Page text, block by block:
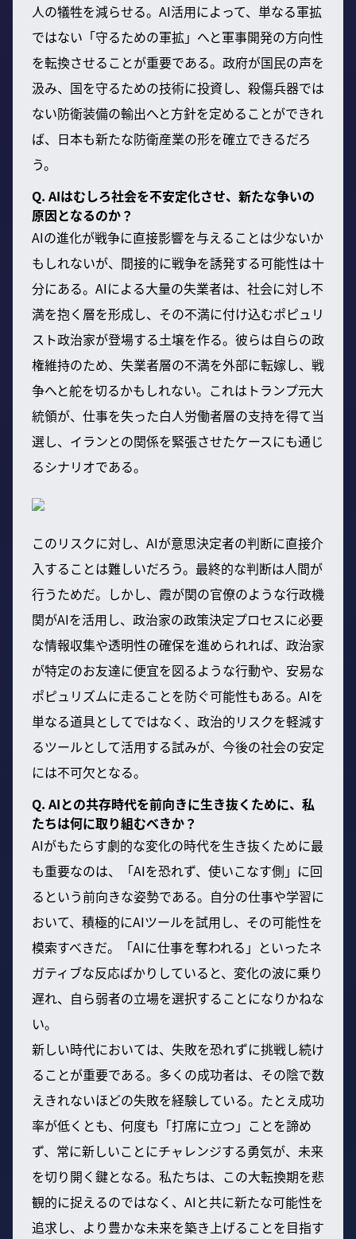
人の犠牲を減らせる。AI活用によって、単なる軍拡
ではない「守るための軍拡」へと軍事開発の方向性
を転換させることが重要である。政府が国民の声を
汲み、国を守るための技術に投資し、殺傷兵器では
ない防衛装備の輸出へと方針を定めることができれ
ば、日本も新たな防衛産業の形を確立できるだろ
う。
Q. AIはむしろ社会を不安定化させ、新たな争いの
原因となるのか？
AIの進化が戦争に直接影響を与えることは少ないか
もしれないが、間接的に戦争を誘発する可能性は十
分にある。AIによる大量の失業者は、社会に対し不
満を抱く層を形成し、その不満に付け込むポピュリ
スト政治家が登場する土壌を作る。彼らは自らの政
権維持のため、失業者層の不満を外部に転嫁し、戦
争へと舵を切るかもしれない。これはトランプ元大
統領が、仕事を失った白人労働者層の支持を得て当
選し、イランとの関係を緊張させたケースにも通じ
るシナリオである。
このリスクに対し、AIが意思決定者の判断に直接介
入することは難しいだろう。最終的な判断は人間が
行うためだ。しかし、霞が関の官僚のような行政機
関がAIを活用し、政治家の政策決定プロセスに必要
な情報収集や透明性の確保を進められれば、政治家
が特定のお友達に便宜を図るような行動や、安易な
ポピュリズムに走ることを防ぐ可能性もある。AIを
単なる道具としてではなく、政治的リスクを軽減す
るツールとして活用する試みが、今後の社会の安定
には不可欠となる。
Q. AIとの共存時代を前向きに生き抜くために、私
たちは何に取り組むべきか？
AIがもたらす劇的な変化の時代を生き抜くために最
も重要なのは、「AIを恐れず、使いこなす側」に回
るという前向きな姿勢である。自分の仕事や学習に
おいて、積極的にAIツールを試用し、その可能性を
模索すべきだ。「AIに仕事を奪われる」といったネ
ガティブな反応ばかりしていると、変化の波に乗り
遅れ、自ら弱者の立場を選択することになりかねな
い。
新しい時代においては、失敗を恐れずに挑戦し続け
ることが重要である。多くの成功者は、その陰で数
えきれないほどの失敗を経験している。たとえ成功
率が低くとも、何度も「打席に立つ」ことを諦め
ず、常に新しいことにチャレンジする勇気が、未来
を切り開く鍵となる。私たちは、この大転換期を悲
観的に捉えるのではなく、AIと共に新たな可能性を
追求し、より豊かな未来を築き上げることを目指す